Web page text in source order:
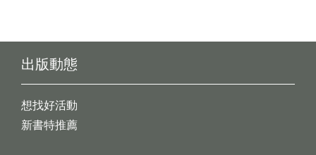
出版動態
想找好活動
新書特推薦